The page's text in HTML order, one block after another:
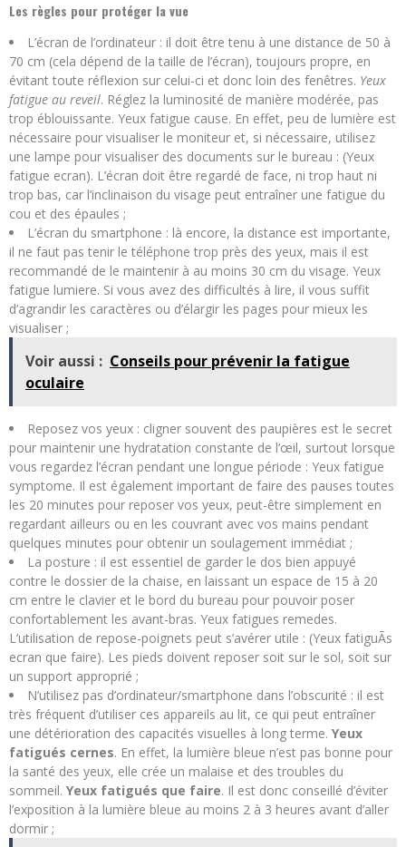
Les règles pour protéger la vue
L’écran de l’ordinateur : il doit être tenu à une distance de 50 à
70 cm (cela dépend de la taille de l’écran), toujours propre, en
évitant toute réflexion sur celui-ci et donc loin des fenêtres. Yeux
fatigue au reveil. Réglez la luminosité de manière modérée, pas
trop éblouissante. Yeux fatigue cause. En effet, peu de lumière est
nécessaire pour visualiser le moniteur et, si nécessaire, utilisez
une lampe pour visualiser des documents sur le bureau : (Yeux
fatigue ecran). L’écran doit être regardé de face, ni trop haut ni
trop bas, car l’inclinaison du visage peut entraîner une fatigue du
cou et des épaules ;
L’écran du smartphone : là encore, la distance est importante,
il ne faut pas tenir le téléphone trop près des yeux, mais il est
recommandé de le maintenir à au moins 30 cm du visage. Yeux
fatigue lumiere. Si vous avez des difficultés à lire, il vous suffit
d’agrandir les caractères ou d’élargir les pages pour mieux les
visualiser ;
Voir aussi : Conseils pour prévenir la fatigue
oculaire
Reposez vos yeux : cligner souvent des paupières est le secret
pour maintenir une hydratation constante de l’œil, surtout lorsque
vous regardez l’écran pendant une longue période : Yeux fatigue
symptome. Il est également important de faire des pauses toutes
les 20 minutes pour reposer vos yeux, peut-être simplement en
regardant ailleurs ou en les couvrant avec vos mains pendant
quelques minutes pour obtenir un soulagement immédiat ;
La posture : il est essentiel de garder le dos bien appuyé
contre le dossier de la chaise, en laissant un espace de 15 à 20
cm entre le clavier et le bord du bureau pour pouvoir poser
confortablement les avant-bras. Yeux fatigues remedes.
L’utilisation de repose-poignets peut s’avérer utile : (Yeux fatiguÃs
ecran que faire). Les pieds doivent reposer soit sur le sol, soit sur
un support approprié ;
N’utilisez pas d’ordinateur/smartphone dans l’obscurité : il est
très fréquent d’utiliser ces appareils au lit, ce qui peut entraîner
une détérioration des capacités visuelles à long terme. Yeux
fatigués cernes. En effet, la lumière bleue n’est pas bonne pour
la santé des yeux, elle crée un malaise et des troubles du
sommeil. Yeux fatigués que faire. Il est donc conseillé d’éviter
l’exposition à la lumière bleue au moins 2 à 3 heures avant d’aller
dormir ;